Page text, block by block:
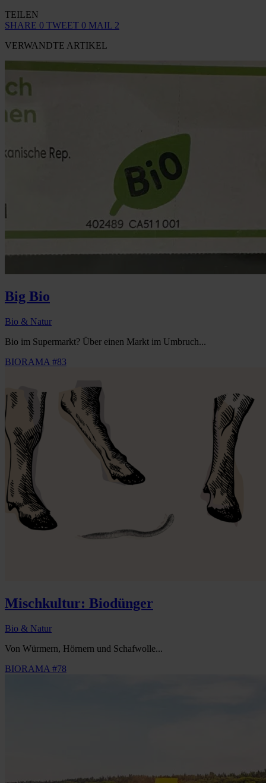
TEILEN
SHARE 0 TWEET 0 MAIL 2
VERWANDTE ARTIKEL
Big Bio
Bio & Natur
Bio im Supermarkt? Über einen Markt im Umbruch...
BIORAMA #83
Mischkultur: Biodünger
Bio & Natur
Von Würmern, Hörnern und Schafwolle...
BIORAMA #78